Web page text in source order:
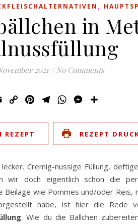
,
in
2021 / No Comments
Email
Copy
PinterestTelegramWhatsAppMessenger
REZEPT REZEPT
Cremig-nussige Füllung,
wir doch eigentlich schon die
Beilage wie Pommes und/oder Reis,
habe, ist hier die Rede
. Wie du die Bällchen